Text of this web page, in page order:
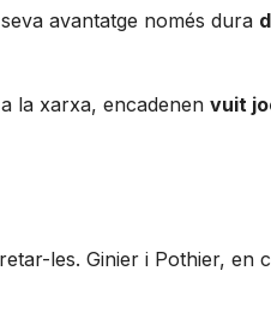
avantatge només dura
la xarxa, encadenen vuit
les. Ginier i Pothier, en